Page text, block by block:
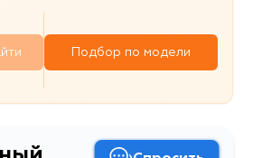
Подбор по модели